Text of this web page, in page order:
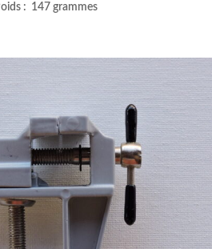
: 147 grammes